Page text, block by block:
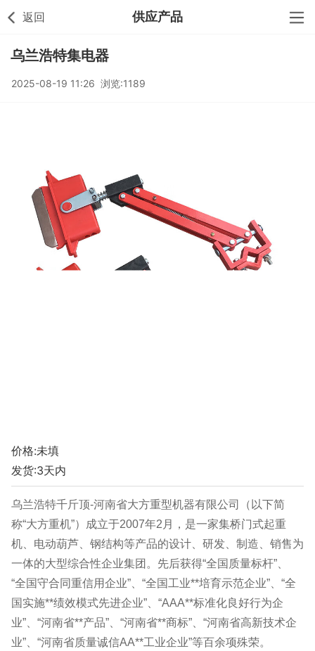
返回 供应产品
乌兰浩特集电器
2025-08-19 11:26 浏览:1189
价格:未填
发货:3天内
乌兰浩特千斤顶-河南省大方重型机器有限公司（以下简
称“大方重机”）成立于2007年2月，是一家集桥门式起重
机、电动葫芦、钢结构等产品的设计、研发、制造、销售为
一体的大型综合性企业集团。先后获得“全国质量标杆”、
“全国守合同重信用企业”、“全国工业**培育示范企业”、“全
国实施**绩效模式先进企业”、“AAA**标准化良好行为企
业”、“河南省**产品”、“河南省**商标”、“河南省高新技术企
业”、“河南省质量诚信AA**工业企业”等百余项殊荣。